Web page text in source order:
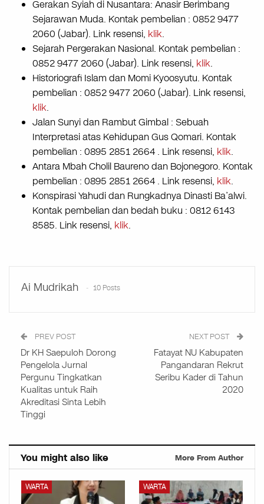
Gerakan Syiah di Nusantara: Anasir Berimbang
Sejarawan Muda. Kontak pembelian : 0852 9477
2060 (Jabar). Link resensi, klik.
Sejarah Pergerakan Nasional. Kontak pembelian :
0852 9477 2060 (Jabar). Link resensi, klik.
Historiografi Islam dan Momi Kyoosyutu. Kontak
pembelian : 0852 9477 2060 (Jabar). Link resensi,
klik.
Jalan Sunyi dan Rambut Gimbal : Sebuah
Interpretasi atas Kehidupan Gus Qomari. Kontak
pembelian : 0895 2851 2664 . Link resensi, klik.
Antara Mbah Cholil Baureno dan Bojonegoro. Kontak
pembelian : 0895 2851 2664 . Link resensi, klik.
Konspirasi Yahudi dan Rungkadnya Dinasti Ba’alwi.
Kontak pembelian dan bedah buku : 0812 6143
8585. Link resensi, klik.
Ai Mudrikah 10 Posts
PREV POST
Dr KH Saepuloh Dorong
Pengelola Jurnal
Pergunu Tingkatkan
Kualitas untuk Raih
Akreditasi Sinta Lebih
Tinggi
NEXT POST
Fatayat NU Kabupaten
Pangandaran Rekrut
Seribu Kader di Tahun
2020
You might also like More From Author
WARTA WARTA